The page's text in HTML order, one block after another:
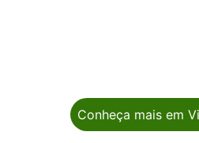
Conheça mais em